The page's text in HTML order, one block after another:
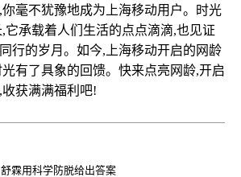
毫不犹豫地成为上海移动用户。时光
它承载着人们生活的点点滴滴,也见证
行的岁月。如今,上海移动开启的网龄
有了具象的回馈。快来点亮网龄,开启
获满满福利吧!
霖用科学防脱给出答案